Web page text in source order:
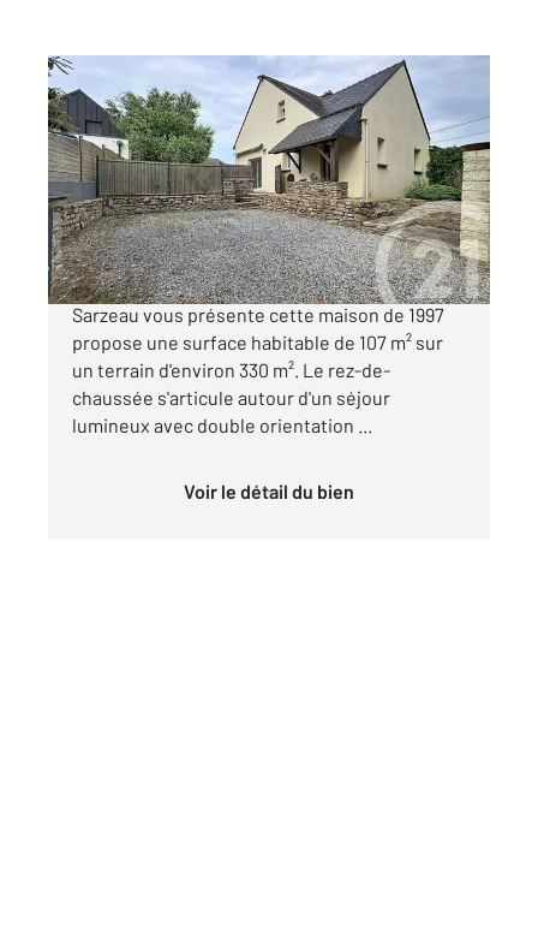
ST ARMEL 56
107 m2, 5 pièces
Ref : 13530
Maison à vendre
349 900 €
Saint-Armel - Entre Terre et Mer Century 21
Sarzeau vous présente cette maison de 1997
propose une surface habitable de 107 m² sur
un terrain d'environ 330 m². Le rez-de-
chaussée s'articule autour d'un séjour
lumineux avec double orientation ...
Voir le détail du bien